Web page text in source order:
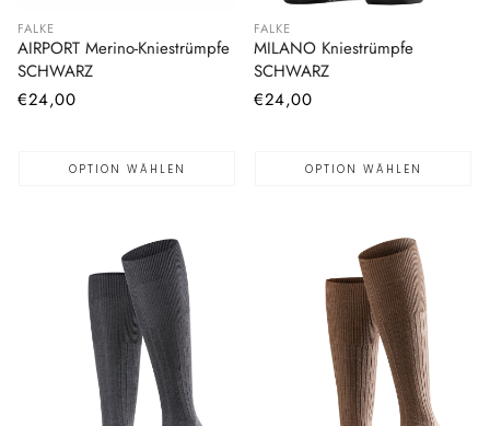
FALKE
AIRPORT Merino-Kniestrümpfe
SCHWARZ
Normaler
€24,00
OPTION WÄHLEN
FALKE
MILANO Kniestrümpfe
SCHWARZ
Normaler
€24,00
OPTION WÄHLEN